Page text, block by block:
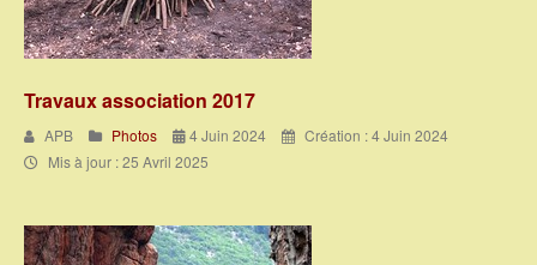
Travaux association 2017
APB Photos 4 Juin 2024
Création : 4 Juin 2024
Mis à jour : 25 Avril 2025